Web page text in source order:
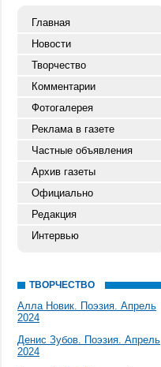
Главная
Новости
Творчество
Комментарии
Фотогалерея
Реклама в газете
Частные объявления
Архив газеты
Официально
Редакция
Интервью
ТВОРЧЕСТВО
Алла Новик. Поэзия. Апрель
2024
Денис Зубов. Поэзия. Апрель
2024